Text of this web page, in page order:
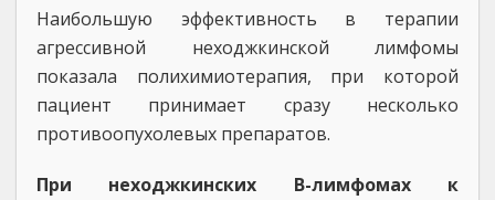
Наибольшую эффективность в терапии
агрессивной неходжкинской лимфомы
показала полихимиотерапия, при которой
пациент принимает сразу несколько
противоопухолевых препаратов.
При неходжкинских В-лимфомах к